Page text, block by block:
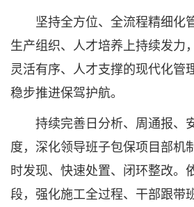
坚持全方位、全流程精细化管
生产组织、人才培养上持续发力
灵活有序、人才支撑的现代化管
稳步推进保驾护航。
持续完善日分析、周通报、
度，深化领导班子包保项目部机
时发现、快速处置、闭环整改。
段，强化施工全过程、干部跟带